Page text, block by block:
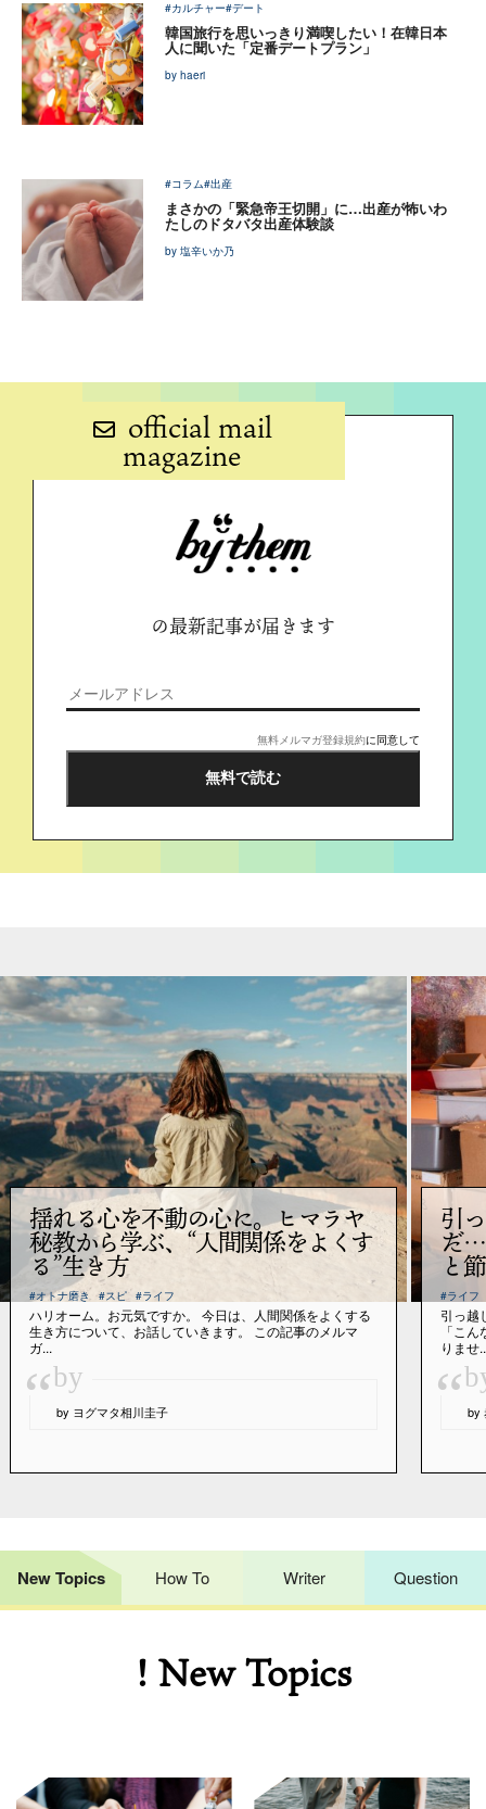
#カルチャー#デート
韓国旅行を思いっきり満喫したい！在韓日本
人に聞いた「定番デートプラン」
by haeri
#コラム#出産
まさかの「緊急帝王切開」に…出産が怖いわ
たしのドタバタ出産体験談
by 塩辛いか乃
official mail
magazine
の最新記事が届きます
無料メルマガ登録規約に同意して
揺れる心を不動の心に。ヒマラヤ
秘教から学ぶ、“人間関係をよくす
る”生き方
#オトナ磨き #スピ #ライフ
ハリオーム。お元気ですか。 今日は、人間関係をよくする
生き方について、お話していきます。 この記事のメルマ
ガ...
“by
by ヨグマタ相川圭子
引
だ…
と
#ライフ
引っ越
「こ
りませ
“ by
New Topics How To Writer Question
! New Topics